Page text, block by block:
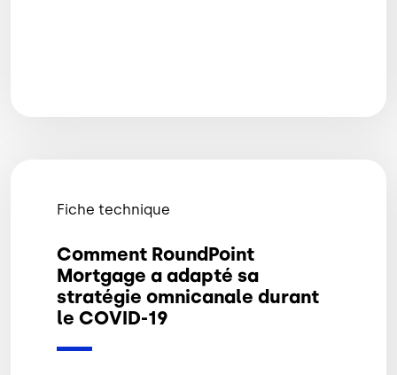
Fiche technique
Comment RoundPoint
Mortgage a adapté sa
stratégie omnicanale durant
le COVID-19